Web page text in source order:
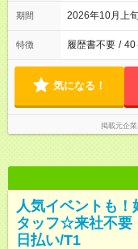
期間 2026年10月上
特徴 履歴書不要 / 40
気になる！
掲載元企業
人気イベントも
タッフ☆来社不要
日払い/T1